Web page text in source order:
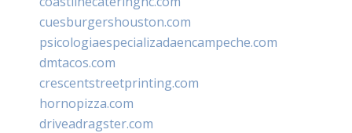
cuesburgershouston.com
psicologiaespecializadaencampeche.com
dmtacos.com
crescentstreetprinting.com
hornopizza.com
driveadragster.com